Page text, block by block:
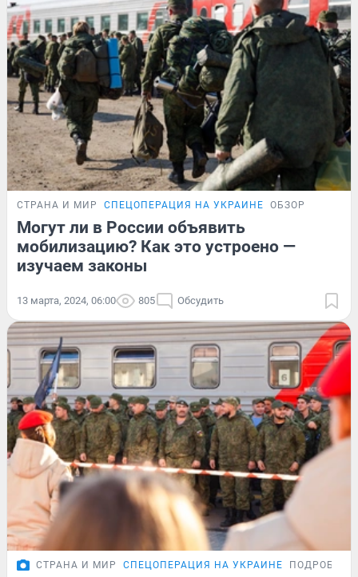
СТРАНА И МИР СПЕЦОПЕРАЦИЯ НА УКРАИНЕ ОБЗОР
Могут ли в России объявить
мобилизацию? Как это устроено —
изучаем законы
13 марта, 2024, 06:00 805 Обсудить
СТРАНА И МИР СПЕЦОПЕРАЦИЯ НА УКРАИНЕ